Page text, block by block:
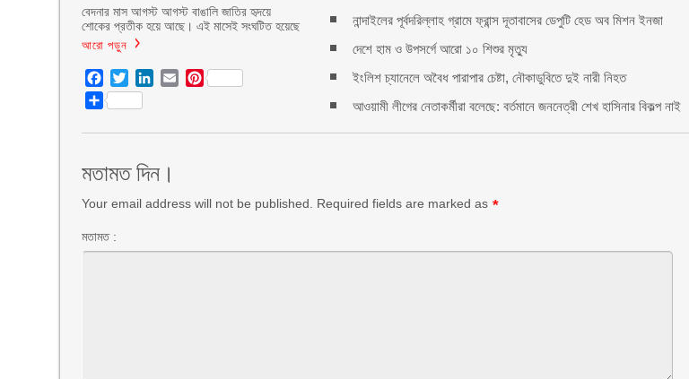
বেদনার মাস আগস্ট আগস্ট বাঙালি জাতির হৃদয়ে
শোকের প্রতীক হয়ে আছে। এই মাসেই সংঘটিত হয়েছে
আরো পড়ুন
Facebook
TwitterLinkedIn
EmailPinterest
Share
নান্দাইলের পূর্বদরিল্লাহ গ্রামে ফ্রান্স দূতাবাসের ডেপুটি হেড অব মিশন ইনজা
দেশে হাম ও উপসর্গে আরো ১০ শিশুর মৃত্যু
ইংলিশ চ্যানেলে অবৈধ পারাপার চেষ্টা, নৌকাডুবিতে দুই নারী নিহত
আওয়ামী লীগের নেতাকর্মীরা বলেছে: বর্তমানে জননেত্রী শেখ হাসিনার বিকল্প নাই
মতামত দিন।
Your email address will not be published. Required fields are marked as *
মতামত :